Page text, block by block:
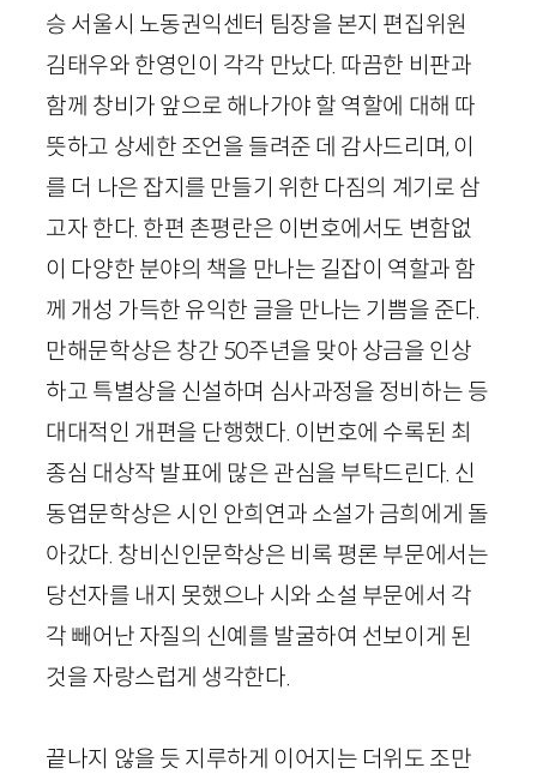
승 서울시 노동권익센터 팀장을 본지 편집위원
김태우와 한영인이 각각 만났다. 따끔한 비판과
함께 창비가 앞으로 해나가야 할 역할에 대해 따
뜻하고 상세한 조언을 들려준 데 감사드리며, 이
를 더 나은 잡지를 만들기 위한 다짐의 계기로 삼
고자 한다. 한편 촌평란은 이번호에서도 변함없
이 다양한 분야의 책을 만나는 길잡이 역할과 함
께 개성 가득한 유익한 글을 만나는 기쁨을 준다.
만해문학상은 창간 50주년을 맞아 상금을 인상
하고 특별상을 신설하며 심사과정을 정비하는 등
대대적인 개편을 단행했다. 이번호에 수록된 최
종심 대상작 발표에 많은 관심을 부탁드린다. 신
동엽문학상은 시인 안희연과 소설가 금희에게 돌
아갔다. 창비신인문학상은 비록 평론 부문에서는
당선자를 내지 못했으나 시와 소설 부문에서 각
각 빼어난 자질의 신예를 발굴하여 선보이게 된
것을 자랑스럽게 생각한다.
끝나지 않을 듯 지루하게 이어지는 더위도 조만